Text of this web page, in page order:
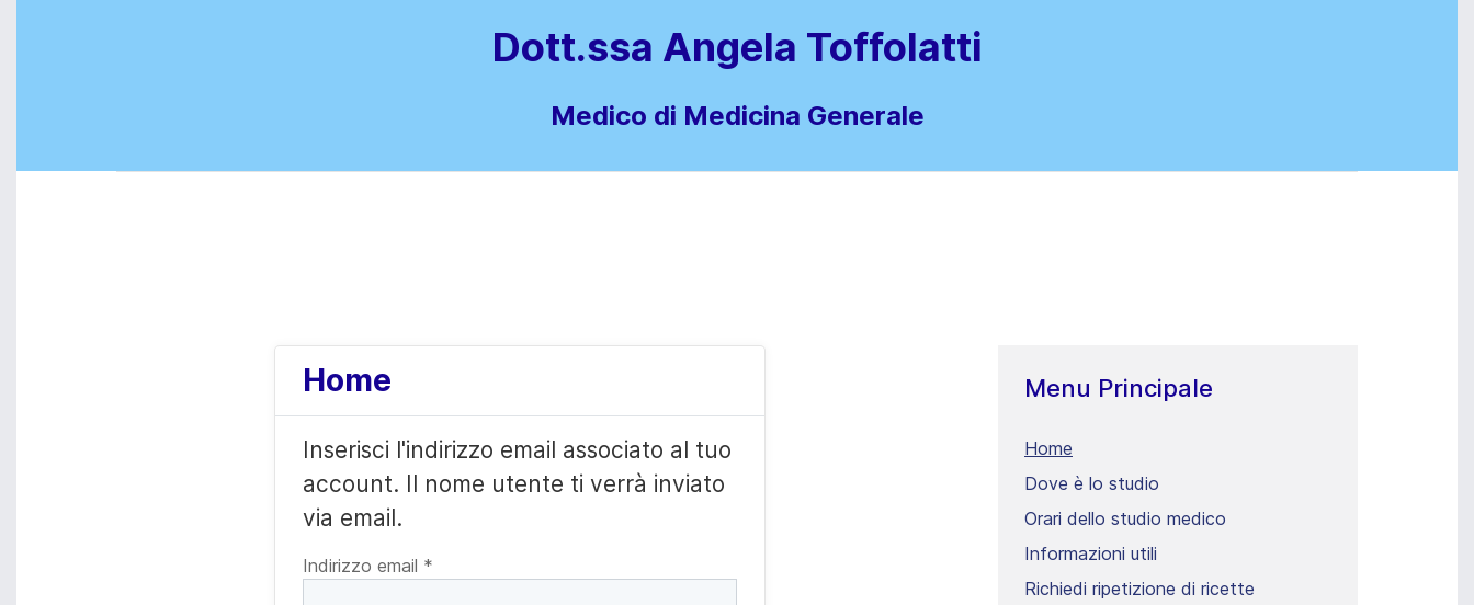
Dott.ssa Angela Toffolatti
Medico di Medicina Generale
Home
Inserisci l'indirizzo email associato al tuo
account. Il nome utente ti verrà inviato
via email.
Indirizzo email *
Menu Principale
Home
Dove è lo studio
Orari dello studio medico
Informazioni utili
Richiedi ripetizione di ricette